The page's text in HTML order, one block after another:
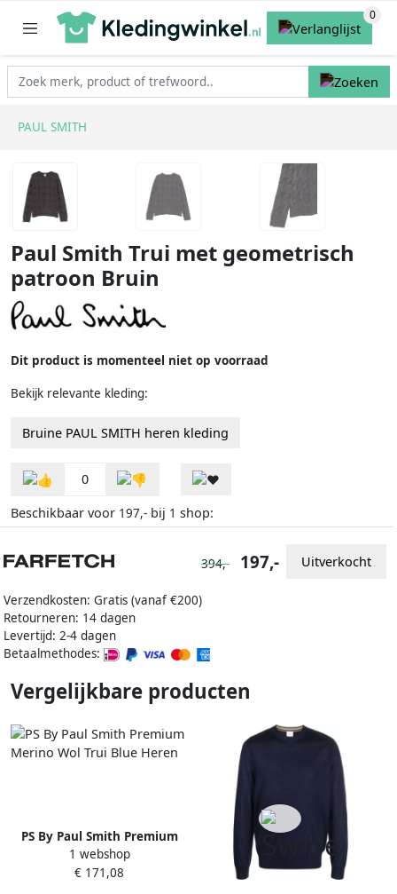
PAUL SMITH
Paul Smith Trui met geometrisch
patroon Bruin
Dit product is momenteel niet op voorraad
Bekijk relevante kleding:
Bruine PAUL SMITH heren kleding
0
Beschikbaar voor 197,- bij 1 shop:
Verzendkosten: Gratis (vanaf €200)
Retourneren: 14 dagen
Levertijd: 2-4 dagen
Betaalmethodes:
394,- 197,- Uitverkocht
Vergelijkbare producten
PS By Paul Smith Premium
Merino Wol Trui Blue Heren
1 webshop
€ 171,08